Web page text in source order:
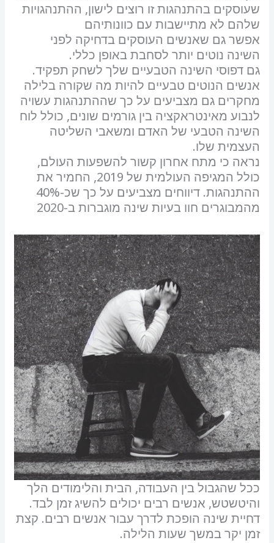
שעוסקים בהתנהגות זו רוצים לישון, ההתנהגויות
שלהם לא מתיישבות עם כוונותיהם
אפשר גם שאנשים העוסקים בדחיקה לפני
השינה נוטים יותר לסחבת באופן כללי.
גם דפוסי השינה הטבעיים שלך לשחק תפקיד.
אנשים הנוטים טבעיים להיות מה שקורה בלילה
מחקרים גם מצביעים על כך שההתנהגות עשויה
לנבוע מאינטראקציה בין גורמים שונים, כולל לוח
השינה הטבעי של האדם ומשאבי השליטה
העצמית שלו.
נראה כי מתח אחרון קשור להשפעות העולם,
כולל המגיפה העולמית של 2019, החמיר את
ההתנהגות. דיווחים מצביעים על כך שכ-40%
מהמבוגרים חוו בעיות שינה מוגברות ב-2020
ככל שהגבול בין העבודה, הבית והלימודים הלך
והיטשטש, אנשים רבים יכולים להשיג זמן לבד.
דחיית שינה הופכת לדרך עבור אנשים רבים. קצת
זמן יקר במשך שעות הלילה.